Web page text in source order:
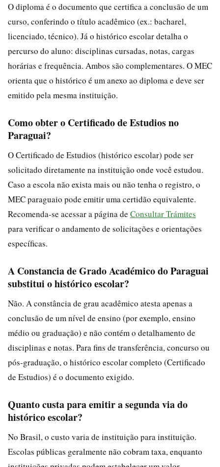
O diploma é o documento que certifica a conclusão de um
curso, conferindo o título acadêmico (ex.: bacharel,
licenciado, técnico). Já o histórico escolar detalha o
percurso do aluno: disciplinas cursadas, notas, cargas
horárias e frequência. Ambos são complementares. O MEC
orienta que o histórico é um anexo ao diploma e deve ser
emitido pela mesma instituição.
Como obter o Certificado de Estudios no
Paraguai?
O Certificado de Estudios (histórico escolar) pode ser
solicitado diretamente na instituição onde você estudou.
Caso a escola não exista mais ou não tenha o registro, o
MEC paraguaio pode emitir uma certidão equivalente.
Recomenda-se acessar a página de Consultar Trámites
para verificar o andamento de solicitações e orientações
específicas.
A Constancia de Grado Académico do Paraguai
substitui o histórico escolar?
Não. A constância de grau acadêmico atesta apenas a
conclusão de um nível de ensino (por exemplo, ensino
médio ou graduação) e não contém o detalhamento de
disciplinas e notas. Para fins de transferência, concurso ou
pós-graduação, o histórico escolar completo (Certificado
de Estudios) é o documento exigido.
Quanto custa para emitir a segunda via do
histórico escolar?
No Brasil, o custo varia de instituição para instituição.
Escolas públicas geralmente não cobram taxa, enquanto